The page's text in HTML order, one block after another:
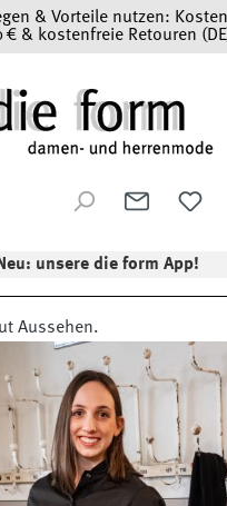
& Vorteile nutzen:
€ & kostenfreie Retouren
Neu: unsere die form App!
Aussehen.